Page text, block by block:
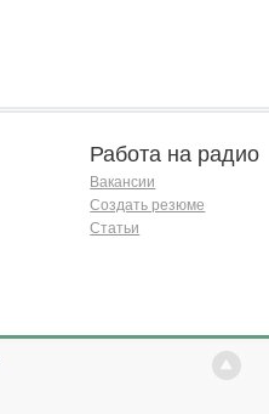
Работа на радио
Вакансии
Создать резюме
Статьи